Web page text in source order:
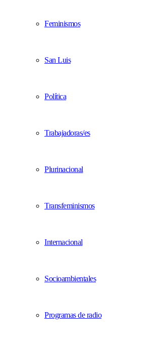
Feminismos
San Luis
Política
Trabajadoras/es
Plurinacional
Transfeminismos
Internacional
Socioambientales
Programas de radio